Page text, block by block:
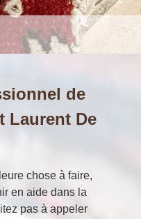
de
Laurent De
chose à faire,
en aide dans la
pas à appeler